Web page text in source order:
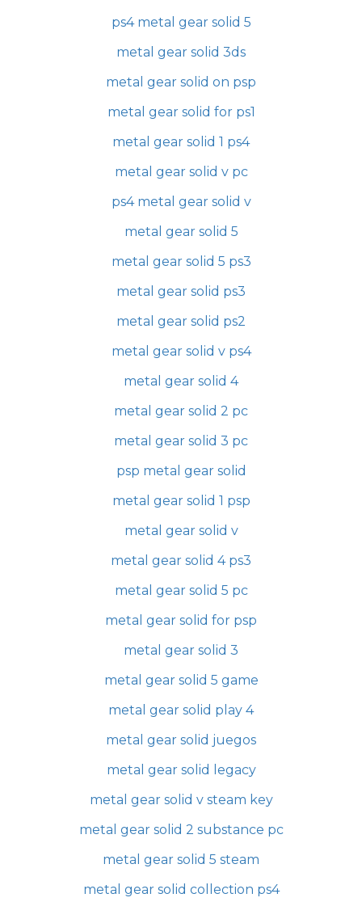
ps4 metal gear solid 5
metal gear solid 3ds
metal gear solid on psp
metal gear solid for ps1
metal gear solid 1 ps4
metal gear solid v pc
ps4 metal gear solid v
metal gear solid 5
metal gear solid 5 ps3
metal gear solid ps3
metal gear solid ps2
metal gear solid v ps4
metal gear solid 4
metal gear solid 2 pc
metal gear solid 3 pc
psp metal gear solid
metal gear solid 1 psp
metal gear solid v
metal gear solid 4 ps3
metal gear solid 5 pc
metal gear solid for psp
metal gear solid 3
metal gear solid 5 game
metal gear solid play 4
metal gear solid juegos
metal gear solid legacy
metal gear solid v steam key
metal gear solid 2 substance pc
metal gear solid 5 steam
metal gear solid collection ps4